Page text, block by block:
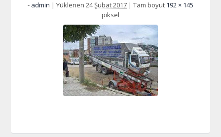
- admin | Yüklenen 24 Şubat 2017 | Tam boyut 192 × 145
piksel